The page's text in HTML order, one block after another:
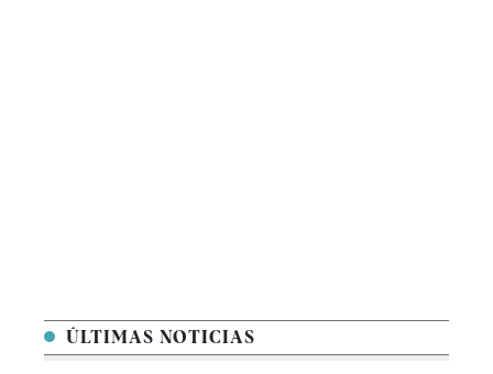
ÚLTIMAS NOTICIAS